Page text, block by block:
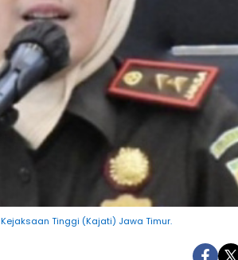
Kejaksaan Tinggi (Kajati) Jawa Timur.